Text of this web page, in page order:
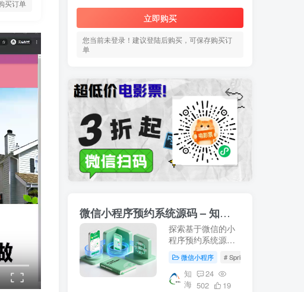
买订单
立即购买
您当前未登录！建议登陆后购买，可保存购买订
单
微信小程序预约系统源码 – 知海论文
探索基于微信的小
程序预约系统源
码，涵盖前端Vue
与后端SpringBoot
技术栈。适用于音
乐教室管理及高校
微信小程序 # SpringBoot
知
海
24
502
19